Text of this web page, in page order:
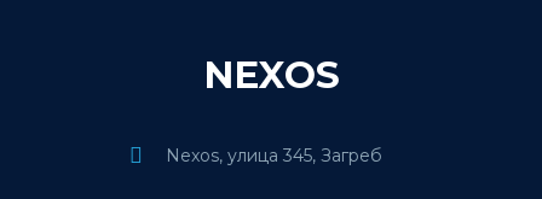
NEXOS
Nexos, улица 345, Загреб